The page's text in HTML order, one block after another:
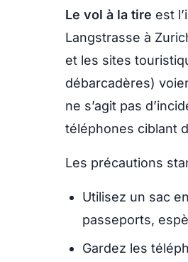
Le vol à la tire est
Langstrasse à
et les sites
débarcadères)
ne s’agit pas
téléphones ciblant
Les précautions
Utilisez un sac
passeports,
Gardez les